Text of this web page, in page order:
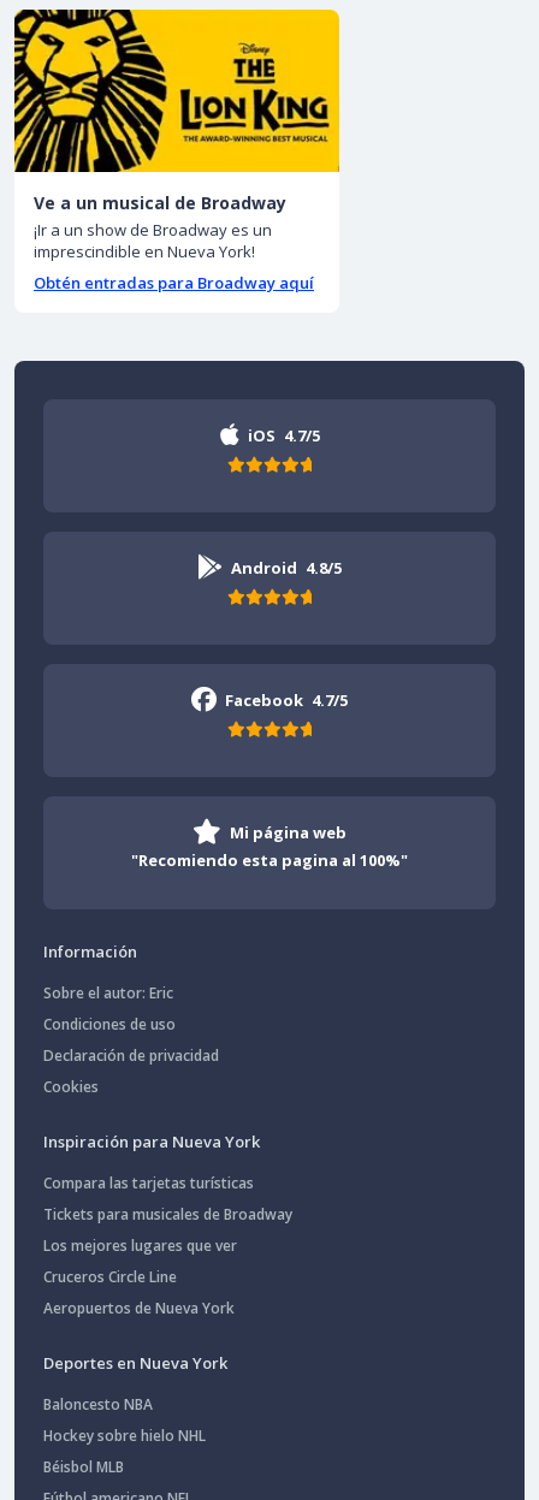
Ve a un musical de Broadway
¡Ir a un show de Broadway es un
imprescindible en Nueva York!
Obtén entradas para Broadway aquí
iOS 4.7/5
Android 4.8/5
Facebook 4.7/5
Mi página web
"Recomiendo esta pagina al 100%"
Información
Sobre el autor: Eric
Condiciones de uso
Declaración de privacidad
Cookies
Inspiración para Nueva York
Compara las tarjetas turísticas
Tickets para musicales de Broadway
Los mejores lugares que ver
Cruceros Circle Line
Aeropuertos de Nueva York
Deportes en Nueva York
Baloncesto NBA
Hockey sobre hielo NHL
Béisbol MLB